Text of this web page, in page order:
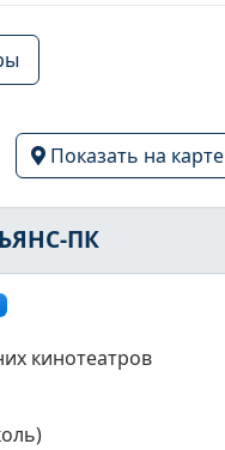
Показать на карте
ПК
кинотеатров